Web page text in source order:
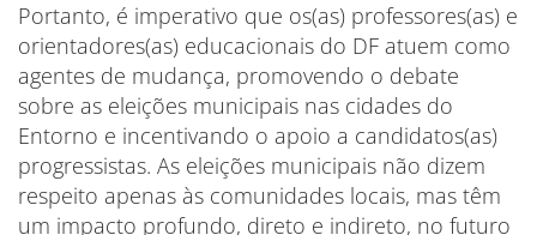
Portanto, é imperativo que os(as) professores(as) e
orientadores(as) educacionais do DF atuem como
agentes de mudança, promovendo o debate
sobre as eleições municipais nas cidades do
Entorno e incentivando o apoio a candidatos(as)
progressistas. As eleições municipais não dizem
respeito apenas às comunidades locais, mas têm
um impacto profundo, direto e indireto, no futuro